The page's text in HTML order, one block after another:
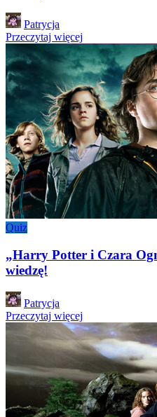
Posted
by
Patrycja
Przeczytaj więcej
Quiz
„Harry Potter i Czara
wiedzę!
Posted
by
Patrycja
Przeczytaj więcej